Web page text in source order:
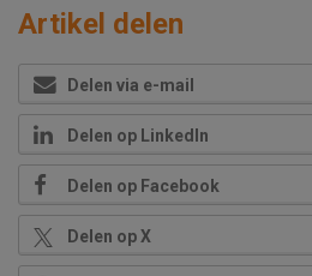
Artikel delen
Delen via e-mail
Delen op LinkedIn
Delen op Facebook
Delen op X